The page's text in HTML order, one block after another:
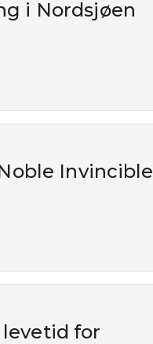
i Nordsjøen
Invincible
for